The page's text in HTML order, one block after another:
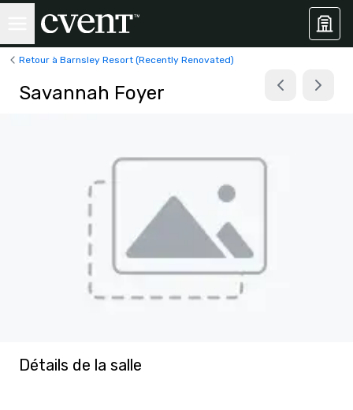
Retour à Barnsley Resort (Recently Renovated)
Savannah Foyer
Détails de la salle